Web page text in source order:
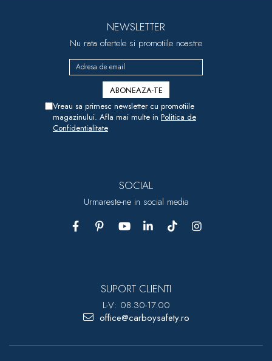
NEWSLETTER
Nu rata ofertele si promotiile noastre
Vreau sa primesc newsletter cu promotiile
magazinului. Afla mai multe in Politica de
Confidentialitate
SOCIAL
Urmareste-ne in social media
SUPORT CLIENTI
L-V: 08.30-17.00
office@carboysafety.ro